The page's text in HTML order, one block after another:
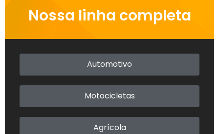
Nossa linha completa
Automotivo
Automotivo
Motocicletas
Motocicletas
Agrícola